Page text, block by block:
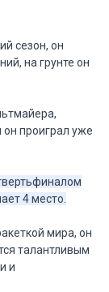
сезон, он
на грунте он
он проиграл уже
4 место.
мира, он
талантливым
и